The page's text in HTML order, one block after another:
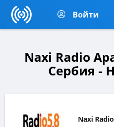
Войти
Naxi Radio
Сербия -
Naxi